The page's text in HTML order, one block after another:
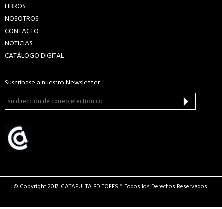
LIBROS
NOSOTROS
CONTACTO
NOTICIAS
CATÁLOGO DIGITAL
Suscríbase a nuestro Newsletter
© Copyright 2017. CATAPULTA EDITORES ®. Todos los Derechos Reservados.